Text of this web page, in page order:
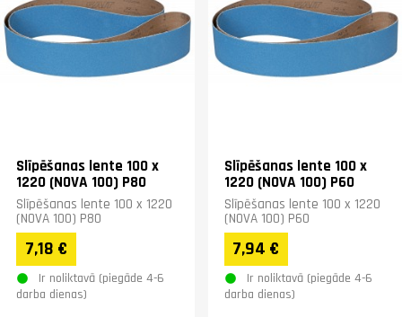
Slīpēšanas lente 100 x
1220 (NOVA 100) P80
Slīpēšanas lente 100 x 1220
(NOVA 100) P80
7,18 €
Ir noliktavā (piegāde 4-6
darba dienas)
Slīpēšanas lente 100 x
1220 (NOVA 100) P60
Slīpēšanas lente 100 x 1220
(NOVA 100) P60
7,94 €
Ir noliktavā (piegāde 4-6
darba dienas)